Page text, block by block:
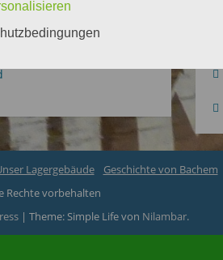
Lagergebäude Geschichte von Bachem
Rechte vorbehalten
| Theme: Simple Life von Nilambar.